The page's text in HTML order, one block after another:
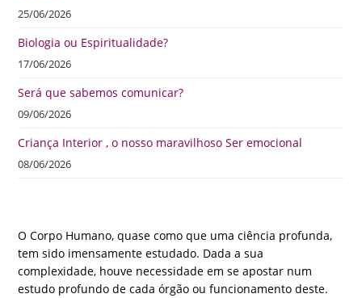
25/06/2026
Biologia ou Espiritualidade?
17/06/2026
Será que sabemos comunicar?
09/06/2026
Criança Interior , o nosso maravilhoso Ser emocional
08/06/2026
O Corpo Humano, quase como que uma ciência profunda,
tem sido imensamente estudado. Dada a sua
complexidade, houve necessidade em se apostar num
estudo profundo de cada órgão ou funcionamento deste.